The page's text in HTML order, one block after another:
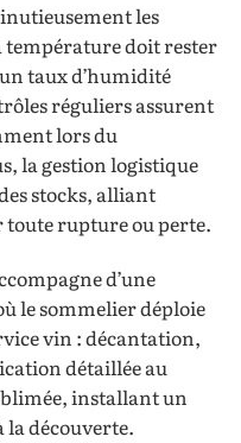
les
température doit rester
taux d’humidité
réguliers assurent
lors du
la gestion logistique
stocks, alliant
rupture ou perte.
d’une
le sommelier déploie
vin : décantation,
détaillée au
installant un
découverte.